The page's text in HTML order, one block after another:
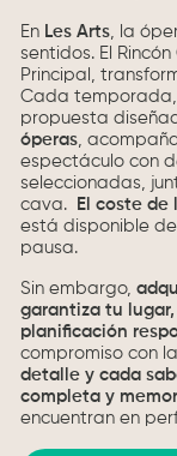
En Les Arts, la
sentidos. El
Principal,
Cada temporada,
propuesta
óperas,
espectáculo con
seleccionadas,
cava.
El coste de
está disponible
pausa.
Sin embargo,
garantiza tu
planificación
compromiso con
detalle y cada
completa y
encuentran en